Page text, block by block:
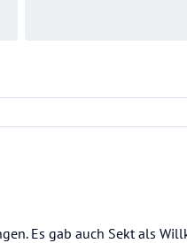
Es gab auch Sekt als